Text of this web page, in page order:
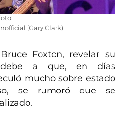
(Gary Clark)
Foxton, revelar su
debe a que, en días
mucho sobre estado
se rumoró que se